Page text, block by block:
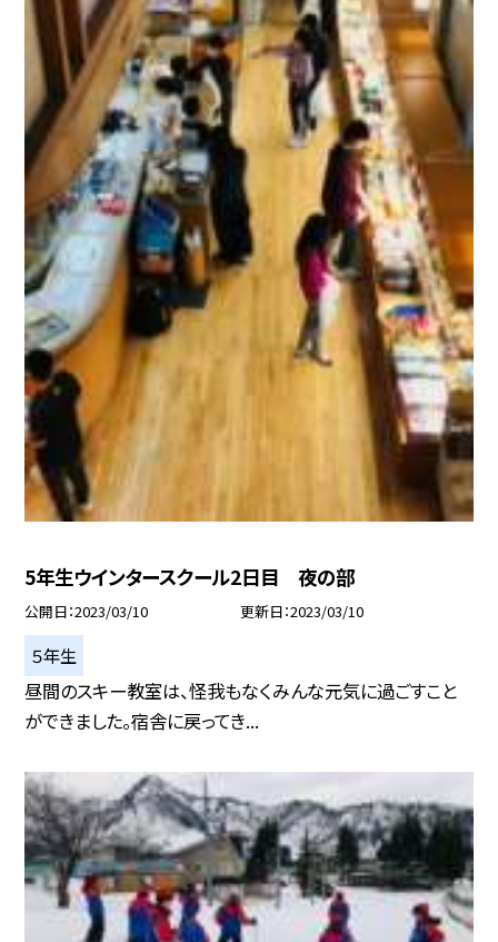
5年生ウインタースクール2日目 夜の部
公開日 2023/03/10 更新日 2023/03/10
５年生
昼間のスキー教室は、怪我もなくみんな元気に過ごすこと
ができました。宿舎に戻ってき...